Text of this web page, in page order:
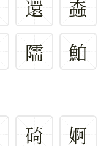
還
螙
隭 鮊
碕 婀